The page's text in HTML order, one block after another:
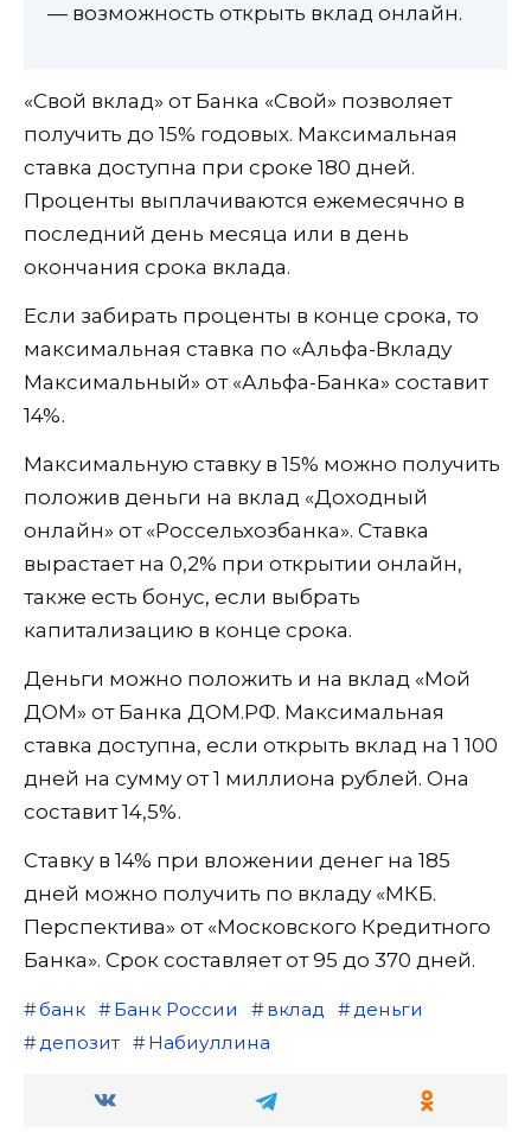
— возможность открыть вклад онлайн.
«Свой вклад» от Банка «Свой» позволяет
получить до 15% годовых. Максимальная
ставка доступна при сроке 180 дней.
Проценты выплачиваются ежемесячно в
последний день месяца или в день
окончания срока вклада.
Если забирать проценты в конце срока, то
максимальная ставка по «Альфа-Вкладу
Максимальный» от «Альфа-Банка» составит
14%.
Максимальную ставку в 15% можно получить
положив деньги на вклад «Доходный
онлайн» от «Россельхозбанка». Ставка
вырастает на 0,2% при открытии онлайн,
также есть бонус, если выбрать
капитализацию в конце срока.
Деньги можно положить и на вклад «Мой
ДОМ» от Банка ДОМ.РФ. Максимальная
ставка доступна, если открыть вклад на 1 100
дней на сумму от 1 миллиона рублей. Она
составит 14,5%.
Ставку в 14% при вложении денег на 185
дней можно получить по вкладу «МКБ.
Перспектива» от «Московского Кредитного
Банка». Срок составляет от 95 до 370 дней.
банк Банк России вклад
деньги
депозит
Набиуллина